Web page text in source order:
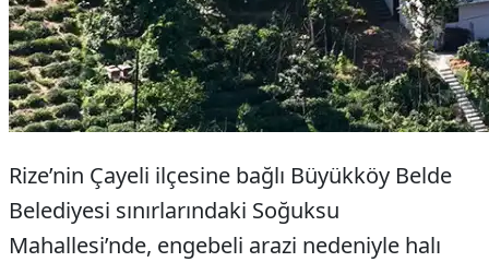
Rize’nin Çayeli ilçesine bağlı Büyükköy Belde
Belediyesi sınırlarındaki Soğuksu
Mahallesi’nde, engebeli arazi nedeniyle halı